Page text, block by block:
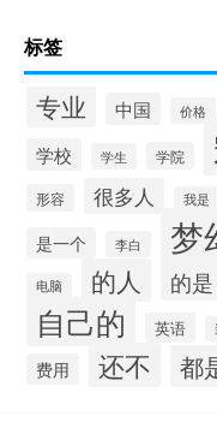
标签
专业 中国 价格
学校 学生 学院
形容 很多人 我是
是一个
李白 梦
电脑 的人 的是
自己的 英语
费用 还不 都